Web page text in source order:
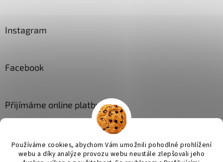
Používáme cookies, abychom Vám umožnili pohodlné prohlížení
webu a díky analýze provozu webu neustále zlepšovali jeho
Instagram
Facebook
Přijímáme online platby